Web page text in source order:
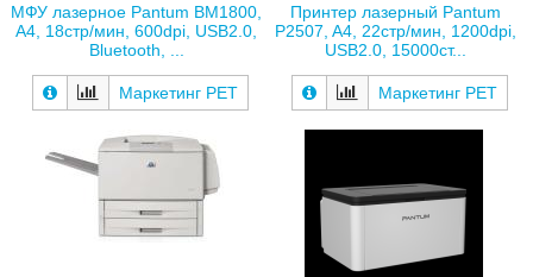
МФУ лазерное Pantum BM1800,
A4, 18стр/мин, 600dpi, USB2.0,
Bluetooth, ...
Маркетинг РЕТ
Принтер лазерный Pantum
P2507, A4, 22стр/мин, 1200dpi,
USB2.0, 15000ст...
Маркетинг РЕТ